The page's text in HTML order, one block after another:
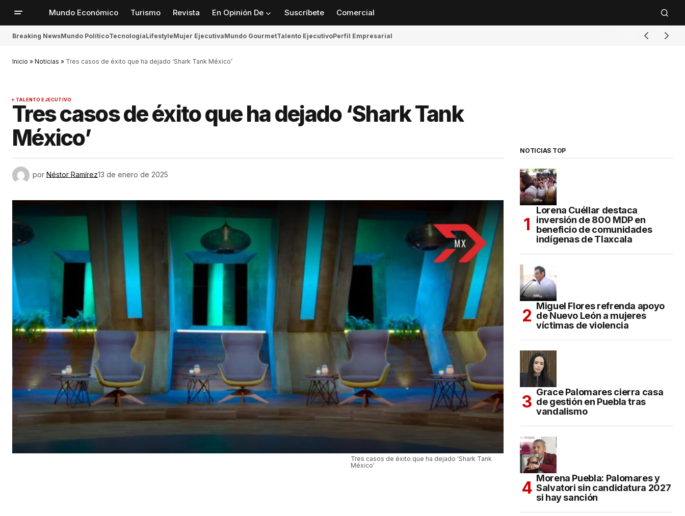
Mundo Económico Turismo Revista En Opinión De Suscríbete Comercial
Breaking NewsMundo PolíticoTecnologíaLifestyleMujer EjecutivaMundo GourmetTalento EjecutivoPerfil Empresarial
Inicio » Noticias » Tres casos de éxito que ha dejado ‘Shark Tank México’
TALENTO EJECUTIVO
Tres casos de éxito que ha dejado ‘Shark Tank
México’
por Néstor Ramírez13 de enero de 2025
Tres casos de éxito que ha dejado 'Shark Tank
México'
NOTICIAS TOP
Lorena Cuéllar destaca
inversión de 800 MDP en
beneficio de comunidades
indígenas de Tlaxcala
Miguel Flores refrenda apoyo
de Nuevo León a mujeres
víctimas de violencia
Grace Palomares cierra casa
de gestión en Puebla tras
vandalismo
Morena Puebla: Palomares y
Salvatori sin candidatura 2027
si hay sanción